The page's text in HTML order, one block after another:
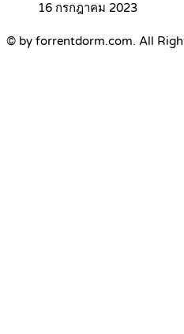
16 กรกฎาคม 2023
© by forrentdorm.com. All